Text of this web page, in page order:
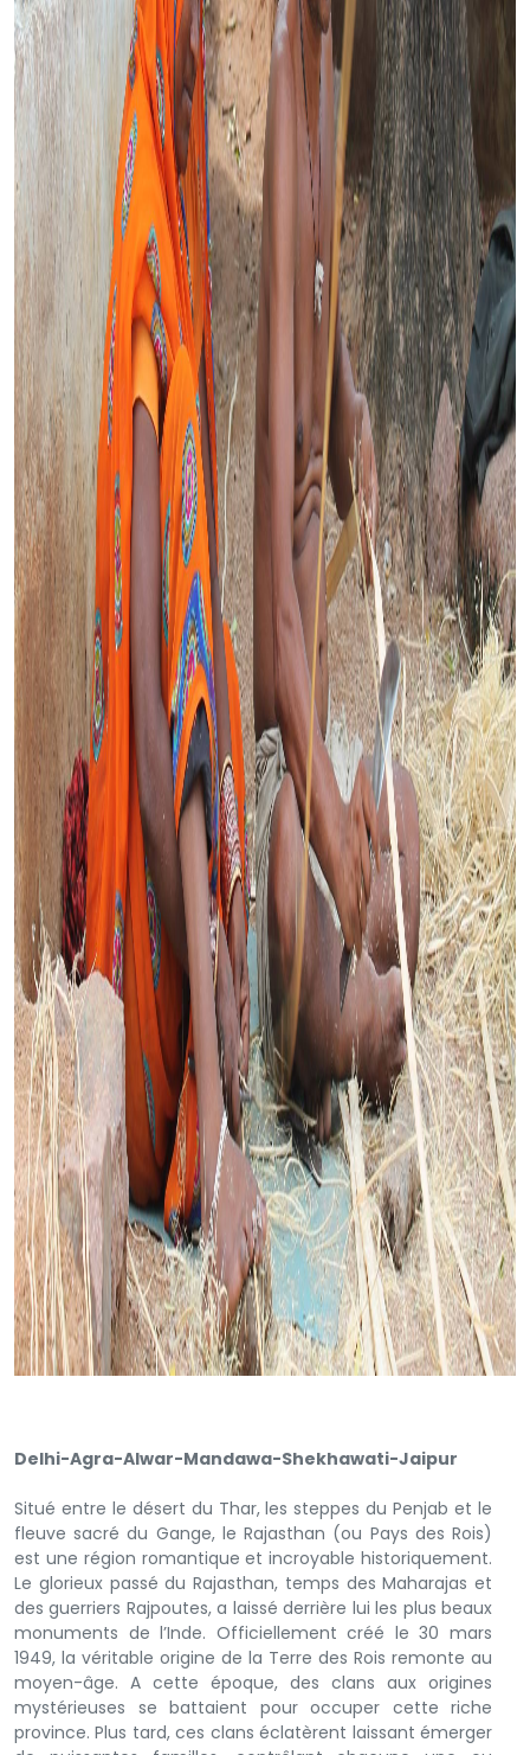
Delhi-Agra-Alwar-Mandawa-Shekhawati-Jaipur
Situé entre le désert du Thar, les steppes du Penjab et le
fleuve sacré du Gange, le Rajasthan (ou Pays des Rois)
est une région romantique et incroyable historiquement.
Le glorieux passé du Rajasthan, temps des Maharajas et
des guerriers Rajpoutes, a laissé derrière lui les plus beaux
monuments de l’Inde. Officiellement créé le 30 mars
1949, la véritable origine de la Terre des Rois remonte au
moyen-âge. A cette époque, des clans aux origines
mystérieuses se battaient pour occuper cette riche
province. Plus tard, ces clans éclatèrent laissant émerger